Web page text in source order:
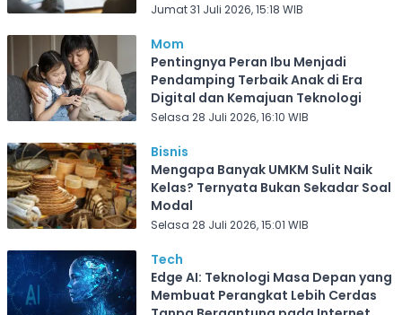
Jumat 31 Juli 2026, 15:18 WIB
Mom
Pentingnya Peran Ibu Menjadi
Pendamping Terbaik Anak di Era
Digital dan Kemajuan Teknologi
Selasa 28 Juli 2026, 16:10 WIB
Bisnis
Mengapa Banyak UMKM Sulit Naik
Kelas? Ternyata Bukan Sekadar Soal
Modal
Selasa 28 Juli 2026, 15:01 WIB
Tech
Edge AI: Teknologi Masa Depan yang
Membuat Perangkat Lebih Cerdas